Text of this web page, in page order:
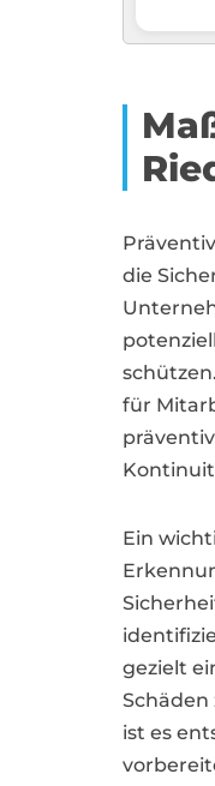
die
für
Ein
gezielt
ist es